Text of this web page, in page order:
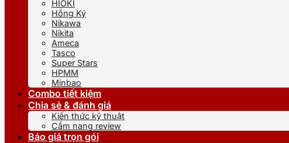
HIOKI
Hồng Ký
Nikawa
Nikita
Ameca
Tasco
Super Stars
HPMM
Minbao
Combo tiết kiệm
Chia sẻ & đánh giá
Kiến thức kỹ thuật
Cẩm nang review
Báo giá trọn gói